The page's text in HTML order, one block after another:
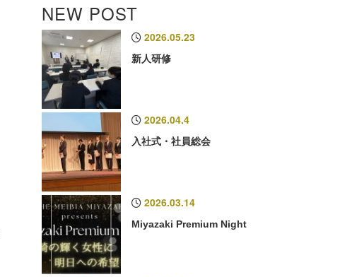
NEW POST
2026.05.23
新人研修
2026.04.4
入社式・社員総会
2026.03.14
Miyazaki Premium Night